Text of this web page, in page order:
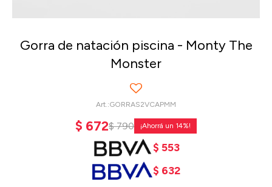
Gorra de natación piscina - Monty The
Monster
GORRAS2VCAPMM
$ 672$ 790 14
$ 553
$ 632